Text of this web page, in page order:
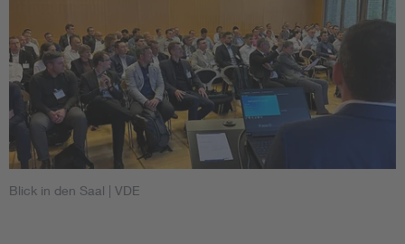
Blick in den Saal | VDE